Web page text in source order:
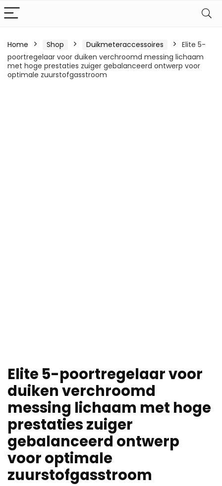
Home Shop Duikmeteraccessoires
Elite 5-
poortregelaar voor duiken verchroomd messing lichaam
met hoge prestaties zuiger gebalanceerd ontwerp voor
optimale zuurstofgasstroom
Elite 5-poortregelaar voor
duiken verchroomd
messing lichaam met hoge
prestaties zuiger
gebalanceerd ontwerp
voor optimale
zuurstofgasstroom